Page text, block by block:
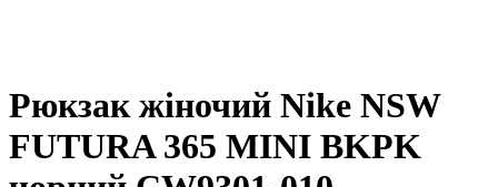
Рюкзак жіночий Nike NSW
FUTURA 365 MINI BKPK